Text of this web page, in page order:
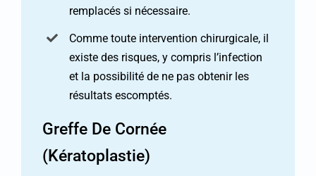
remplacés si nécessaire.
Comme toute intervention chirurgicale, il
existe des risques, y compris l’infection
et la possibilité de ne pas obtenir les
résultats escomptés.
Greffe De Cornée
(Kératoplastie)